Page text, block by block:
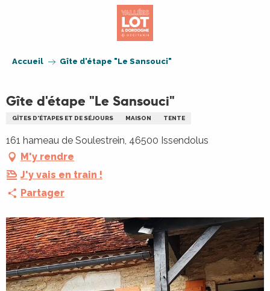
Accueil Gîte d'étape "Le Sansouci"
Gîte d'étape "Le Sansouci"
GÎTES D'ÉTAPES ET DE SÉJOURS MAISON TENTE
161 hameau de Soulestrein, 46500 Issendolus
M'y rendre
J'y vais en train !
Partager